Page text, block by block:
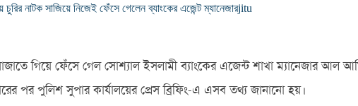
চুরির নাটক সাজিয়ে নিজেই ফেঁসে গেলেন ব্যাংকের এজেন্ট ম্যানেজারjitu
গিয়ে ফেঁসে গেল সোশ্যাল ইসলামী ব্যাংকের এজেন্ট শাখা ম্যানেজার আল
পর পুলিশ সুপার কার্যালয়ের প্রেস ব্রিফিং-এ এসব তথ্য জানানো হয়।